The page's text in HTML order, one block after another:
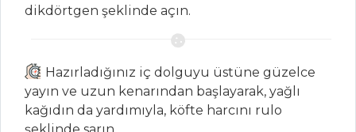
Palamut Köftesi
LAZANYA
Et Yemekleri Tüm
dikdörtgen şeklinde açın.
Hazırladığınız iç dolguyu üstüne güzelce
yayın ve uzun kenarından başlayarak, yağlı
kağıdın da yardımıyla, köfte harcını rulo